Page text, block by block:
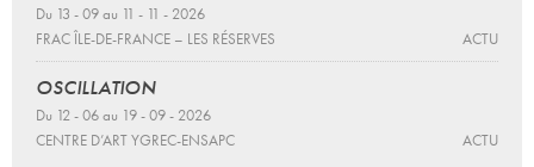
Du 13 - 09 au 11 - 11 - 2026
FRAC ÎLE-DE-FRANCE – LES RÉSERVES
ACTU
OSCILLATION
Du 12 - 06 au 19 - 09 - 2026
CENTRE D’ART YGREC-ENSAPC
ACTU